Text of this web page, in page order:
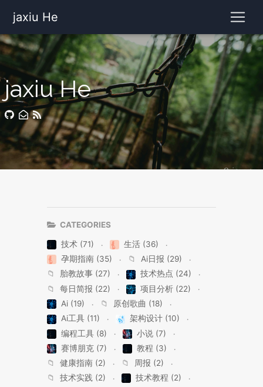
jaxiu He
jaxiu He
CATEGORIES
技术 (71)
生活 (36)
孕期指南 (35)
📁
Ai日报 (29)
📁
胎教故事 (27)
技术热点 (24)
📁
每日简报 (22)
项目分析 (22)
Ai (19)
📁
原创歌曲 (18)
Ai工具 (11)
架构设计 (10)
编程工具 (8)
小说 (7)
赛博朋克 (7)
教程 (3)
📁
健康指南 (2) 📁
周报 (2)
📁
技术实践 (2)
技术教程 (2)